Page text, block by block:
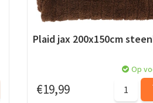
Plaid jax 200x150cm
€19,99
Op